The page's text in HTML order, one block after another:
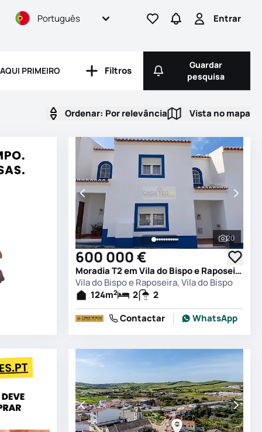
Português Ir para os favoritos
Ir para pesquisas
Entrar
Entrar
AQUI PRIMEIRO Filtros
Filtros Guardar
Guardar
pesquisa
Ordenar: Por relevância Vista no
Vista no mapa
Ver
20
600 000 €
Moradia T2 em Vila do Bispo e Raposeira, Vila do Bispo
Vila do Bispo e Raposeira, Vila do Bispo
124m2 2
2
Contactar
WhatsApp